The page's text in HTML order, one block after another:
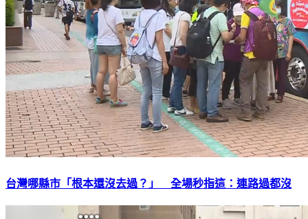
台灣哪縣市「根本還沒去過？」 全場秒指這：連路過都沒